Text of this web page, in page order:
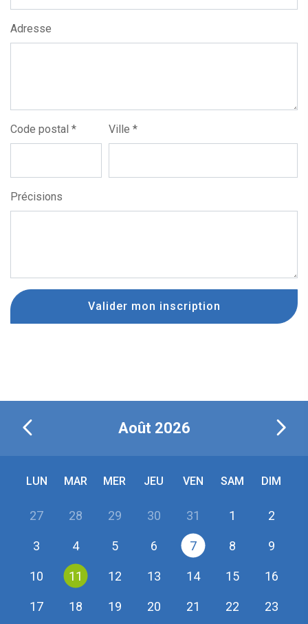
Adresse
Code postal * Ville *
Précisions
Valider mon inscription
Août 2026
LUN MAR MER JEU VEN SAM DIM
27 28 29 30 31 1 2
3 4 5 6 7 8 9
10 11 12 13 14 15 16
17 18 19 20 21 22 23